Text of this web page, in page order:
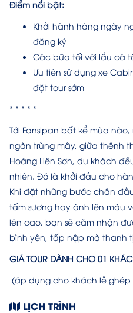
Điểm nổi bật:
Khởi hành hàng ngày
đăng ký
Các bữa tối với lẩu cá
Ưu tiên sử dụng xe
đặt tour sớm
* * * * *
Tới Fansipan bất kể mùa
ngàn trùng mây, giữa thênh
Hoàng Liên Sơn, du khách
nhiên. Đó là khởi đầu cho
Khi đặt những bước chân
tấm sương hay ánh lên màu
lên cao, bạn sẽ cảm nhận
bình yên, tấp nập mà thanh
GIÁ TOUR DÀNH CHO 01
(áp dụng cho khách lẻ
LỊCH TRÌNH